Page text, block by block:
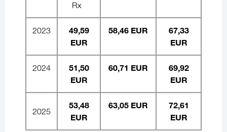
Rx
2023
49,59
EUR
58,46 EUR
67,33
EUR
2024
51,50
EUR
60,71 EUR
69,92
EUR
2025
53,48
EUR
63,05 EUR
72,61
EUR